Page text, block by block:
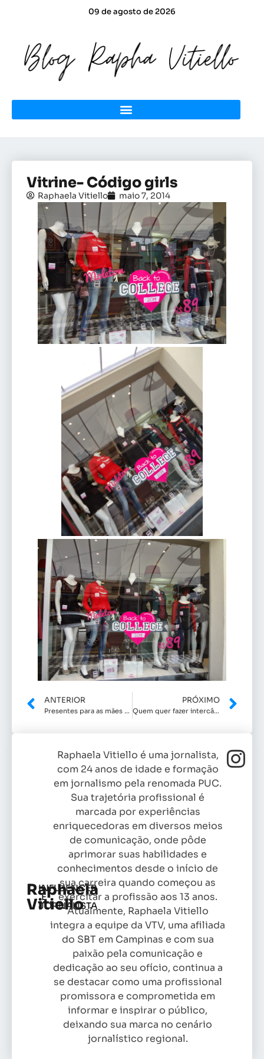
09 de agosto de 2026
Vitrine- Código girls
Raphaela Vitiello maio 7, 2014
ANTERIOR
Presentes para as mães na Nipon e Cia
PRÓXIMO
Quem quer fazer intercâmbio?
Raphaela
Vitiello
INFLUENCER
E
JORNALISTA
Raphaela Vitiello é uma jornalista,
com 24 anos de idade e formação
em jornalismo pela renomada PUC.
Sua trajetória profissional é
marcada por experiências
enriquecedoras em diversos meios
de comunicação, onde pôde
aprimorar suas habilidades e
conhecimentos desde o início de
sua carreira quando começou as
exercitar a profissão aos 13 anos.
Atualmente, Raphaela Vitiello
integra a equipe da VTV, uma afiliada
do SBT em Campinas e com sua
paixão pela comunicação e
dedicação ao seu ofício, continua a
se destacar como uma profissional
promissora e comprometida em
informar e inspirar o público,
deixando sua marca no cenário
jornalístico regional.